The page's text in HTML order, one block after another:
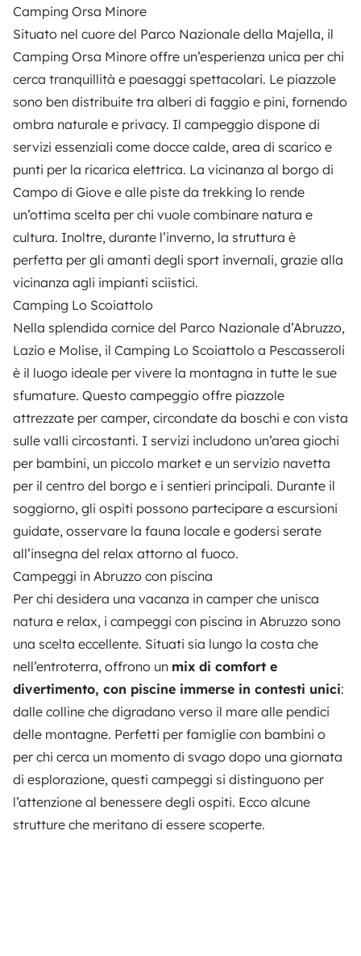
Camping Orsa Minore
Situato nel cuore del Parco Nazionale della Majella, il
Camping Orsa Minore offre un’esperienza unica per chi
cerca tranquillità e paesaggi spettacolari. Le piazzole
sono ben distribuite tra alberi di faggio e pini, fornendo
ombra naturale e privacy. Il campeggio dispone di
servizi essenziali come docce calde, area di scarico e
punti per la ricarica elettrica. La vicinanza al borgo di
Campo di Giove e alle piste da trekking lo rende
un’ottima scelta per chi vuole combinare natura e
cultura. Inoltre, durante l’inverno, la struttura è
perfetta per gli amanti degli sport invernali, grazie alla
vicinanza agli impianti sciistici.
Camping Lo Scoiattolo
Nella splendida cornice del Parco Nazionale d’Abruzzo,
Lazio e Molise, il Camping Lo Scoiattolo a Pescasseroli
è il luogo ideale per vivere la montagna in tutte le sue
sfumature. Questo campeggio offre piazzole
attrezzate per camper, circondate da boschi e con vista
sulle valli circostanti. I servizi includono un’area giochi
per bambini, un piccolo market e un servizio navetta
per il centro del borgo e i sentieri principali. Durante il
soggiorno, gli ospiti possono partecipare a escursioni
guidate, osservare la fauna locale e godersi serate
all’insegna del relax attorno al fuoco.
Campeggi in Abruzzo con piscina
Per chi desidera una vacanza in camper che unisca
natura e relax, i campeggi con piscina in Abruzzo sono
una scelta eccellente. Situati sia lungo la costa che
nell’entroterra, offrono un mix di comfort e
divertimento, con piscine immerse in contesti unici:
dalle colline che digradano verso il mare alle pendici
delle montagne. Perfetti per famiglie con bambini o
per chi cerca un momento di svago dopo una giornata
di esplorazione, questi campeggi si distinguono per
l’attenzione al benessere degli ospiti. Ecco alcune
strutture che meritano di essere scoperte.